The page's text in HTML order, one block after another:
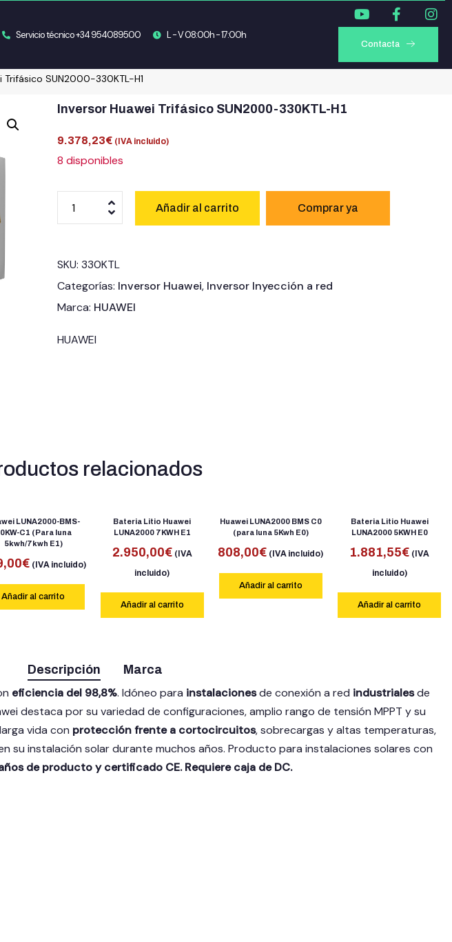
Servicio técnico +34 954089500 L - V 08:00h - 17:00h
Contacta
Trifásico SUN2000-330KTL-H1
Inversor Huawei Trifásico SUN2000-330KTL-H1
9.378,23€ (IVA incluido)
8 disponibles
Añadir al carrito
SKU:330KTL
Categorías: Inversor Huawei, Inversor Inyección a red
Marca: HUAWEI
HUAWEI
relacionados
LUNA2000-BMS-
C1 (Para luna
5kwh/7kwh E1)
€ (IVA incluido)
Añadir al carrito
Bateria Litio Huawei
LUNA2000 7KWH E1
2.950,00€ (IVA
incluido)
Añadir al carrito
Huawei LUNA2000 BMS C0
(para luna 5Kwh E0)
808,00€ (IVA incluido)
Añadir al carrito
Bateria Litio Huawei
LUNA2000 5KWH E0
1.881,55€ (IVA
incluido)
Añadir al carrito
Descripción Marca
eficiencia del 98,8%. Idóneo para instalacionesde conexión a red industrialesde
destaca por su variedad de configuraciones, amplio rango de tensión MPPT y su
vida con protección frente a cortocircuitos, sobrecargas y altas temperaturas,
su instalación solar durante muchos años. Producto para instalaciones solares con
de producto y certificado CE. Requiere caja de DC.